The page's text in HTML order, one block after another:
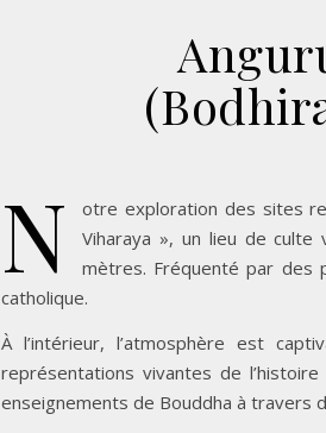
N
otre exploration des sites
Viharaya », un lieu de
mètres. Fréquenté par des
catholique.
À l’intérieur, l’atmosphère est
représentations vivantes de
enseignements de Bouddha à travers